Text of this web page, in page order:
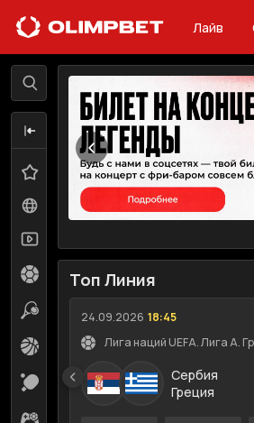
Лайв
Лайв
Избранное
Все события
Футбол
Теннис
Баскетбол
Настольный теннис
Топ Линия
24.09.2026 18:45
Лига наций UEFA. Лига A.
Сербия
Греция